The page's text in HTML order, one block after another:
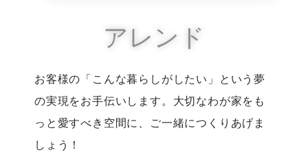
アレンド
お客様の「こんな暮らしがしたい」という夢
の実現をお手伝いします。大切なわが家をも
っと愛すべき空間に、ご一緒につくりあげま
しょう！